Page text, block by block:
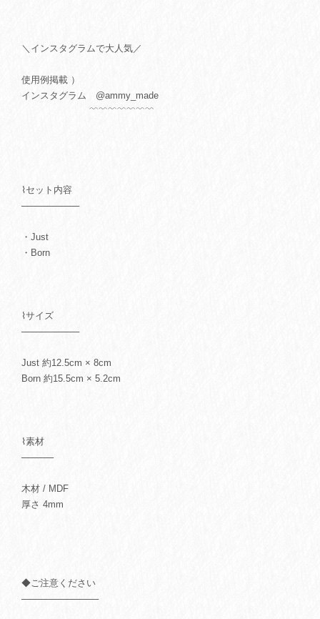
＼インスタグラムで大人気／
使用例掲載 ）
インスタグラム @ammy_made
﹌﹌﹌﹌﹌﹌﹌
⌇セット内容
─────────
・Just
・Born
⌇サイズ
─────────
Just 約12.5cm × 8cm
Born 約15.5cm × 5.2cm
⌇素材
─────
木材 / MDF
厚さ 4mm
◆ご注意ください
────────────